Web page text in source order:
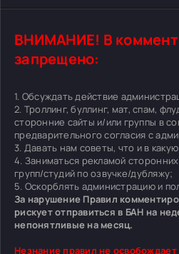
ВНИМАНИЕ! В
запрещено:
1. Обсуждать действие
2. Троллинг, буллинг, мат, спам,
сторонние сайты и/или группы в
предварительного согласия с
3. Давать нам советы, что и в
4. Заниматься рекламой
групп/студий по озвучке/дубляжу;
5. Оскорблять администрацию и
За нарушение Правил
рискует отправиться в БАН на
непонятливые на месяц.
Незнание правил не освобождает